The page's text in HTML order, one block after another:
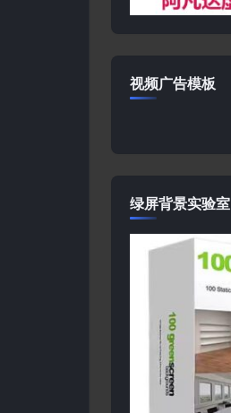
视频广告模板
绿屏背景实验室